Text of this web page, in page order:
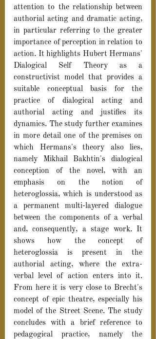
attention to the relationship between
authorial acting and dramatic acting,
in particular referring to the greater
importance of perception in relation to
action. It highlights Hubert Hermans'
Dialogical Self Theory as a
constructivist model that provides a
suitable conceptual basis for the
practice of dialogical acting and
authorial acting and justifies its
dynamics. The study further examines
in more detail one of the premises on
which Hermans's theory also lies,
namely Mikhail Bakhtin's dialogical
conception of the novel, with an
emphasis on the notion of
heteroglossia, which is understood as
a permanent multi-layered dialogue
between the components of a verbal
and, consequently, a stage work. It
shows how the concept of
heteroglossia is present in the
authorial acting, where the extra-
verbal level of action enters into it.
From here it is very close to Brecht's
concept of epic theatre, especially his
model of the Street Scene. The study
concludes with a brief reference to
pedagogical practice, namely the